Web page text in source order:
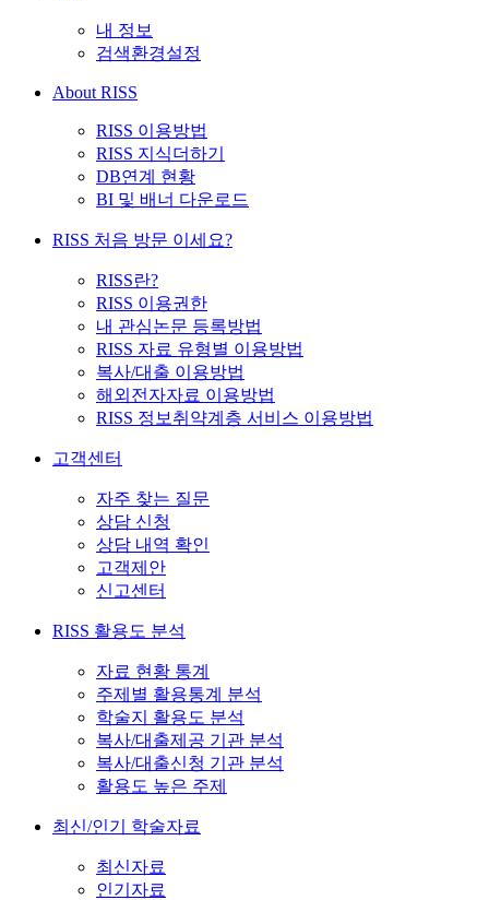
내 정보
검색환경설정
About RISS
RISS 이용방법
RISS 지식더하기
DB연계 현황
BI 및 배너 다운로드
RISS 처음 방문 이세요?
RISS란?
RISS 이용권한
내 관심논문 등록방법
RISS 자료 유형별 이용방법
복사/대출 이용방법
해외전자자료 이용방법
RISS 정보취약계층 서비스 이용방법
고객센터
자주 찾는 질문
상담 신청
상담 내역 확인
고객제안
신고센터
RISS 활용도 분석
자료 현황 통계
주제별 활용통계 분석
학술지 활용도 분석
복사/대출제공 기관 분석
복사/대출신청 기관 분석
활용도 높은 주제
최신/인기 학술자료
최신자료
인기자료